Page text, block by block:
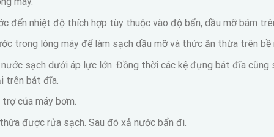
đến nhiệt độ thích hợp tùy thuộc vào độ bẩn, dầu mỡ bám
trong lòng máy để làm sạch dầu mỡ và thức ăn thừa trên bề
sạch dưới áp lực lớn. Đồng thời các kệ đựng bát đĩa cũng
trên bát đĩa.
của máy bơm.
được rửa sạch. Sau đó xả nước bẩn đi.